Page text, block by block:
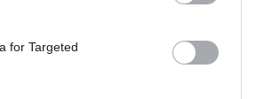
for Targeted